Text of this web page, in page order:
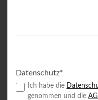
Datenschutz*
Ich habe die
genommen und die